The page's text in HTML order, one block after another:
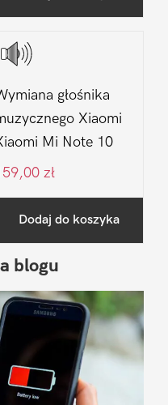
głośnika
Xiaomi
Mi Note 10
zł
Dodaj do koszyka
blogu